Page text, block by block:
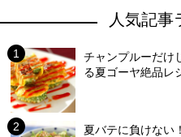
人気記事
チャンプルーだけ
る夏ゴーヤ絶品レ
夏バテに負けない